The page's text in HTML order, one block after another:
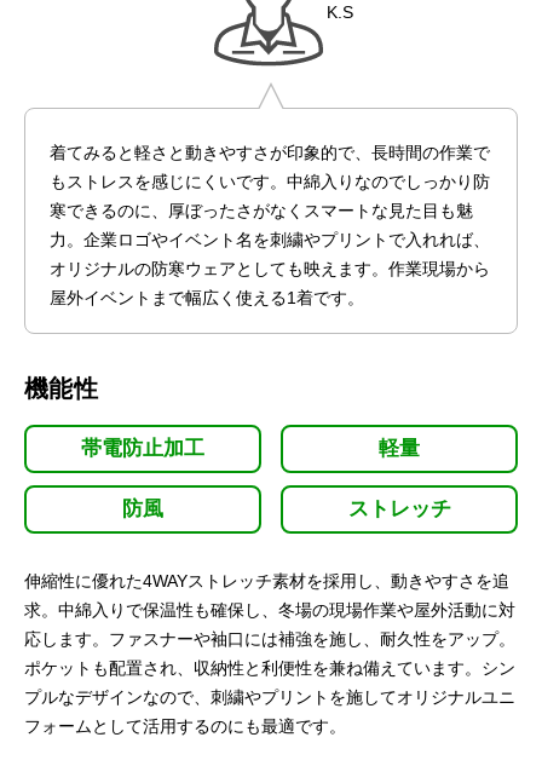
K.S
着てみると軽さと動きやすさが印象的で、長時間の作業で
もストレスを感じにくいです。中綿入りなのでしっかり防
寒できるのに、厚ぼったさがなくスマートな見た目も魅
力。企業ロゴやイベント名を刺繍やプリントで入れれば、
オリジナルの防寒ウェアとしても映えます。作業現場から
屋外イベントまで幅広く使える1着です。
機能性
帯電防止加工 軽量
防風 ストレッチ
伸縮性に優れた4WAYストレッチ素材を採用し、動きやすさを追
求。中綿入りで保温性も確保し、冬場の現場作業や屋外活動に対
応します。ファスナーや袖口には補強を施し、耐久性をアップ。
ポケットも配置され、収納性と利便性を兼ね備えています。シン
プルなデザインなので、刺繍やプリントを施してオリジナルユニ
フォームとして活用するのにも最適です。